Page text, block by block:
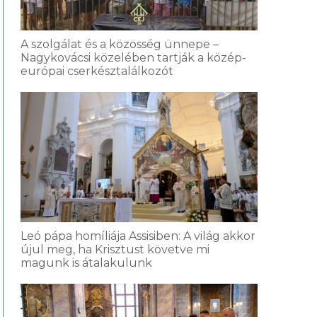
A szolgálat és a közösség ünnepe –
Nagykovácsi közelében tartják a közép-
európai cserkésztalálkozót
Leó pápa homíliája Assisiben: A világ akkor
újul meg, ha Krisztust követve mi
magunk is átalakulunk